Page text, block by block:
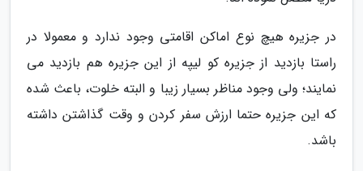
در جزیره هیچ نوع اماکن اقامتی وجود ندارد و معمولا در
راستا بازدید از جزیره کو لیپه از این جزیره هم بازدید می
نمایند؛ ولی وجود مناظر بسیار زیبا و البته خلوت، باعث شده
که این جزیره حتما ارزش سفر کردن و وقت گذاشتن داشته
باشد.